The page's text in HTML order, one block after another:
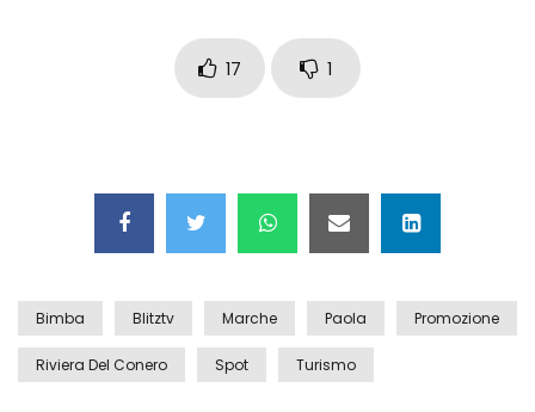
Gioia Tauro, carico esplosivo in un
Ragusa, arrestati i responsabili del
sequestro del 17enne
Auto contromano a Napoli: il caos dopo
la partita
17 1
Bimba Blitztv Marche Paola Promozione
Riviera Del Conero Spot Turismo